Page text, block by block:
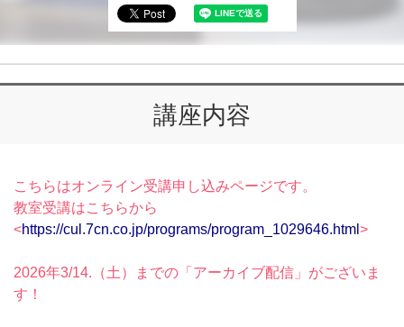
講座内容
こちらはオンライン受講申し込みページです。
教室受講はこちらから
<https://cul.7cn.co.jp/programs/program_1029646.html >
2026年3/14.（土）までの「アーカイブ配信」がございま
す！